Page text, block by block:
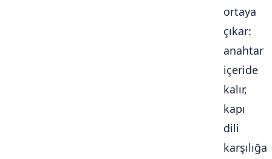
ortaya
çıkar:
anahtar
içeride
kalır,
kapı
dili
karşılığa